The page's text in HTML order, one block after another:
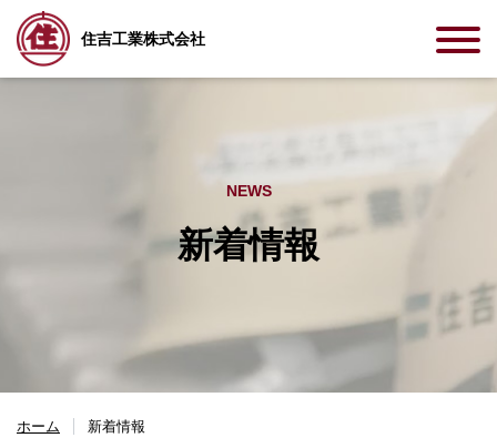
住吉工業株式会社
NEWS
新着情報
ホーム 新着情報